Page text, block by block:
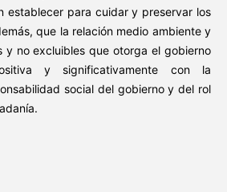
establecer para cuidar y preservar los
que la relación medio ambiente y
y no excluibles que otorga el gobierno
y significativamente con la
social del gobierno y del rol